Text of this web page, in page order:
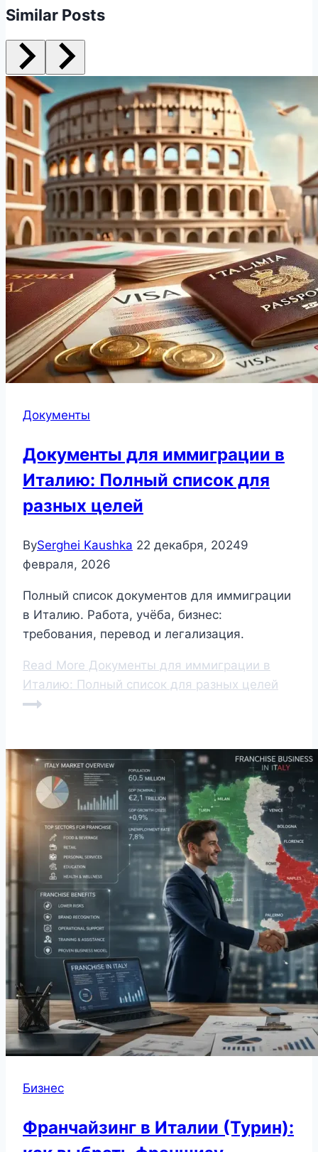
Similar Posts
Документы
Документы для иммиграции в
Италию: Полный список для
разных целей
BySerghei Kaushka 22 декабря, 20249
февраля, 2026
Полный список документов для иммиграции
в Италию. Работа, учёба, бизнес:
требования, перевод и легализация.
Read More Документы для иммиграции в
Италию: Полный список для разных целей
Бизнес
Франчайзинг в Италии (Турин):